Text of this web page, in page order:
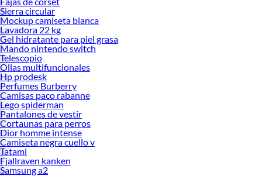
Sierra circular
Mockup camiseta blanca
Lavadora 22 kg
Gel hidratante para piel grasa
Mando nintendo switch
Telescopio
Ollas multifuncionales
Hp prodesk
Perfumes Burberry
Camisas paco rabanne
Lego spiderman
Pantalones de vestir
Cortaunas para perros
Dior homme intense
Camiseta negra cuello v
Tatami
Fjallraven kanken
Samsung a2